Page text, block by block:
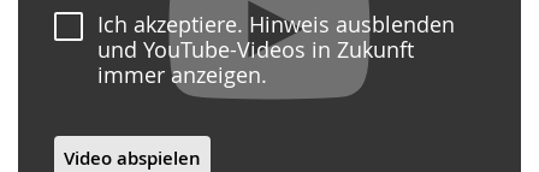
Ich akzeptiere. Hinweis ausblenden
und YouTube-Videos in Zukunft
immer anzeigen.
Video abspielen